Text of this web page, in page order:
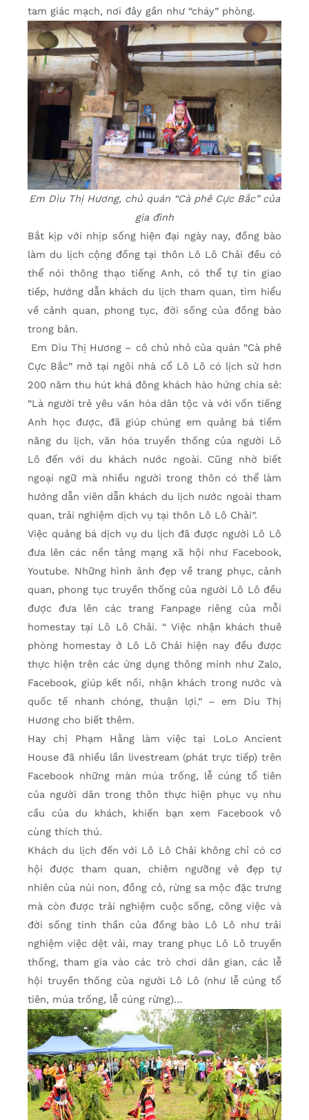
tam giác mạch, nơi đây gần như “cháy” phòng.
Em Dìu Thị Hương, chủ quán “Cà phê Cực Bắc” của
gia đình
Bắt kịp với nhịp sống hiện đại ngày nay, đồng bào
làm du lịch cộng đồng tại thôn Lô Lô Chải đều có
thể nói thông thạo tiếng Anh, có thể tự tin giao
tiếp, hướng dẫn khách du lịch tham quan, tìm hiểu
về cảnh quan, phong tục, đời sống của đồng bào
trong bản.
Em Dìu Thị Hương – cô chủ nhỏ của quán “Cà phê
Cực Bắc” mở tại ngôi nhà cổ Lô Lô có lịch sử hơn
200 năm thu hút khá đông khách hào hứng chia sẻ:
“Là người trẻ yêu văn hóa dân tộc và với vốn tiếng
Anh học được, đã giúp chúng em quảng bá tiềm
năng du lịch, văn hóa truyền thống của người Lô
Lô đến với du khách nước ngoài. Cũng nhờ biết
ngoại ngữ mà nhiều người trong thôn có thể làm
hướng dẫn viên dẫn khách du lịch nước ngoài tham
quan, trải nghiệm dịch vụ tại thôn Lô Lô Chải”.
Việc quảng bá dịch vụ du lịch đã được người Lô Lô
đưa lên các nền tảng mạng xã hội như Facebook,
Youtube. Những hình ảnh đẹp về trang phục, cảnh
quan, phong tục truyền thống của người Lô Lô đều
được đưa lên các trang Fanpage riêng của mỗi
homestay tại Lô Lô Chải. “ Việc nhận khách thuê
phòng homestay ở Lô Lô Chải hiện nay đều được
thực hiện trên các ứng dụng thông minh như Zalo,
Facebook, giúp kết nối, nhận khách trong nước và
quốc tế nhanh chóng, thuận lợi.” – em Dìu Thị
Hương cho biết thêm.
Hay chị Phạm Hằng làm việc tại LoLo Ancient
House đã nhiều lần livestream (phát trực tiếp) trên
Facebook những màn múa trống, lễ cúng tổ tiên
của người dân trong thôn thực hiện phục vụ nhu
cầu của du khách, khiến bạn xem Facebook vô
cùng thích thú.
Khách du lịch đến với Lô Lô Chải không chỉ có cơ
hội được tham quan, chiêm ngưỡng vẻ đẹp tự
nhiên của núi non, đồng cỏ, rừng sa mộc đặc trưng
mà còn được trải nghiệm cuộc sống, công việc và
đời sống tinh thần của đồng bào Lô Lô như trải
nghiệm việc dệt vải, may trang phục Lô Lô truyền
thống, tham gia vào các trò chơi dân gian, các lễ
hội truyền thống của người Lô Lô (như lễ cúng tổ
tiên, múa trống, lễ cúng rừng)…